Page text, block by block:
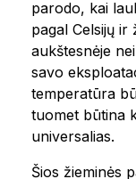
parodo, kai
pagal Celsijų ir
aukštesnėje
savo
temperatūra
tuomet būtina
universalias.
Šios žieminės